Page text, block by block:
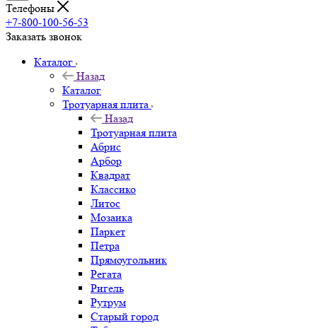
Телефоны
+7-800-100-56-53
Заказать звонок
Каталог
Назад
Каталог
Тротуарная плита
Назад
Тротуарная плита
Абрис
Арбор
Квадрат
Классико
Литос
Мозаика
Паркет
Петра
Прямоугольник
Регата
Ригель
Рутрум
Старый город